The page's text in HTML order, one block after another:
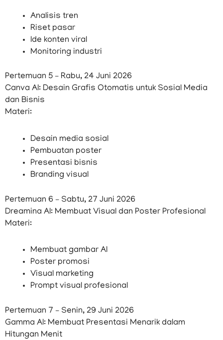
Analisis tren
Riset pasar
Ide konten viral
Monitoring industri
Pertemuan 5 – Rabu, 24 Juni 2026
Canva AI: Desain Grafis Otomatis untuk Sosial Media
dan Bisnis
Materi:
Desain media sosial
Pembuatan poster
Presentasi bisnis
Branding visual
Pertemuan 6 – Sabtu, 27 Juni 2026
Dreamina AI: Membuat Visual dan Poster Profesional
Materi:
Membuat gambar AI
Poster promosi
Visual marketing
Prompt visual profesional
Pertemuan 7 – Senin, 29 Juni 2026
Gamma AI: Membuat Presentasi Menarik dalam
Hitungan Menit